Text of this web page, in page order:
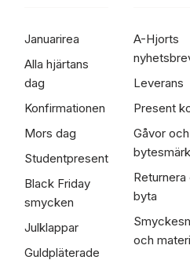
Januarirea
Alla hjärtans
dag
Konfirmationen
Mors dag
Studentpresent
Black Friday
smycken
Julklappar
Guldpläterade
A-Hjorts
Leverans
Present
Gåvor och
Returnera
byta
och